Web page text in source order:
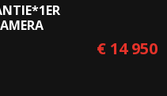
€ 14 950